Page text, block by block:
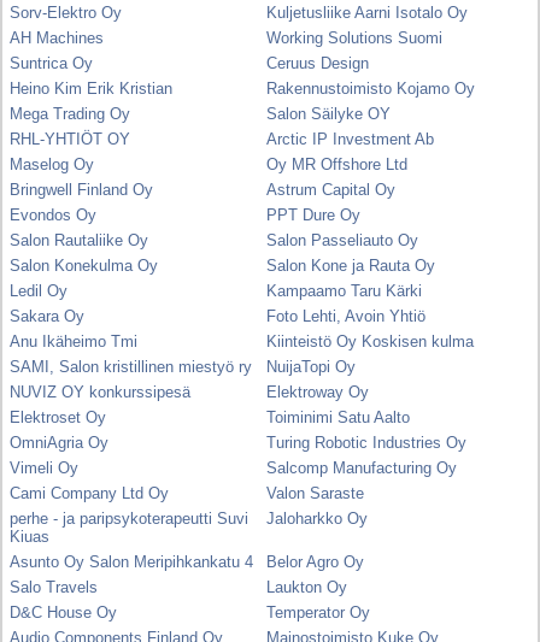
Sorv-Elektro Oy
Kuljetusliike Aarni Isotalo Oy
AH Machines
Working Solutions Suomi
Suntrica Oy
Ceruus Design
Heino Kim Erik Kristian
Rakennustoimisto Kojamo Oy
Mega Trading Oy
Salon Säilyke OY
RHL-YHTIÖT OY
Arctic IP Investment Ab
Maselog Oy
Oy MR Offshore Ltd
Bringwell Finland Oy
Astrum Capital Oy
Evondos Oy
PPT Dure Oy
Salon Rautaliike Oy
Salon Passeliauto Oy
Salon Konekulma Oy
Salon Kone ja Rauta Oy
Ledil Oy
Kampaamo Taru Kärki
Sakara Oy
Foto Lehti, Avoin Yhtiö
Anu Ikäheimo Tmi
Kiinteistö Oy Koskisen kulma
SAMI, Salon kristillinen miestyö ry
NuijaTopi Oy
NUVIZ OY konkurssipesä
Elektroway Oy
Elektroset Oy
Toiminimi Satu Aalto
OmniAgria Oy
Turing Robotic Industries Oy
Vimeli Oy
Salcomp Manufacturing Oy
Cami Company Ltd Oy
Valon Saraste
perhe - ja paripsykoterapeutti Suvi
Kiuas
Jaloharkko Oy
Asunto Oy Salon Meripihkankatu 4
Belor Agro Oy
Salo Travels
Laukton Oy
D&C House Oy
Temperator Oy
Audio Components Finland Oy
Mainostoimisto Kuke Oy